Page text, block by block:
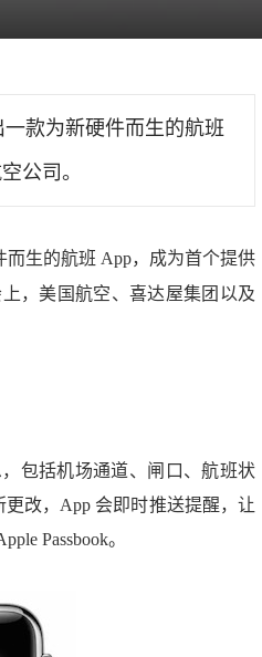
款为新硬件而生的航班
公司。
而生的航班 App，成为首个提供
，美国航空、喜达屋集团以及
包括机场通道、闸口、航班状
改，App 会即时推送提醒，让
Passbook。